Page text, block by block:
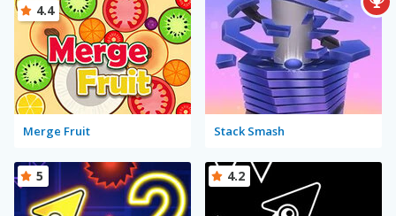
Merge Fruit
4.4
Stack Smash
5 4.2